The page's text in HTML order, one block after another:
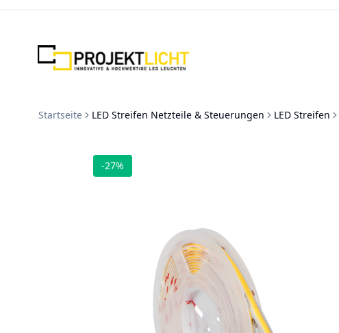
Zum Inhalt springen
Startseite LED Streifen Netzteile & Steuerungen LED Streifen
-27%